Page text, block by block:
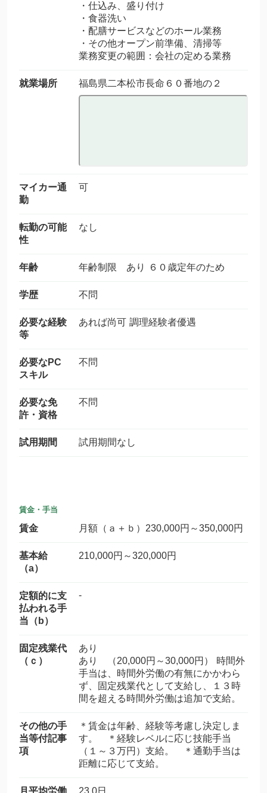
・仕込み、盛り付け
・食器洗い
・配膳サービスなどのホール業務
・その他オープン前準備、清掃等
業務変更の範囲：会社の定める業務
就業場所 福島県二本松市長命６０番地の２
マイカー通
勤
可
転勤の可能
性
なし
年齢 年齢制限 あり ６０歳定年のため
学歴 不問
必要な経験
等
あれば尚可 調理経験者優遇
必要なPC
スキル
不問
必要な免
許・資格
不問
試用期間 試用期間なし
賃金・手当
賃金 月額（ａ＋ｂ）230,000円～350,000円
基本給
（a）
210,000円～320,000円
定額的に支
払われる手
当（b）
-
固定残業代
（ｃ）
あり
あり （20,000円～30,000円） 時間外
手当は、時間外労働の有無にかかわら
ず、固定残業代として支給し、１３時
間を超える時間外労働は追加で支給。
その他の手
当等付記事
項
＊賃金は年齢、経験等考慮し決定しま
す。 ＊経験レベルに応じ技能手当
（１～３万円）支給。 ＊通勤手当は
距離に応じて支給。
月平均労働 23.0日